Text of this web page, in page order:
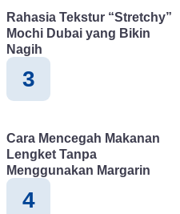
goreng dengan titik asap tinggi adalah pilihan yang lebih sesuai. Kesimpulan Dalam mengenal perbedaan antara
berbeda. Minyak sayur, seperti
bebas. Di sisi lain, minyak goreng, seperti minyak kelapa, sawit, dan kedelai, lebih cocok digunakan dalam penggorengan karena memiliki titik asap tinggi. Meskipun demikian, penggunaan minyak sayur dan minyak goreng
sebaiknya tetap dijaga agar
minyak dalam masakan sehari-
Rahasia Tekstur “Stretchy”
Mochi Dubai yang Bikin
Nagih
3
Cara Mencegah Makanan
Lengket Tanpa
Menggunakan Margarin
4